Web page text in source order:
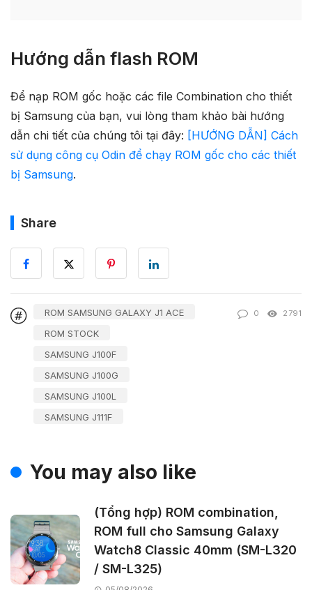
Hướng dẫn flash ROM
Để nạp ROM gốc hoặc các file Combination cho thiết
bị Samsung của bạn, vui lòng tham khảo bài hướng
dẫn chi tiết của chúng tôi tại đây: [HƯỚNG DẪN] Cách
sử dụng công cụ Odin để chạy ROM gốc cho các thiết
bị Samsung.
Share
ROM SAMSUNG GALAXY J1 ACE
ROM STOCK
SAMSUNG J100F
SAMSUNG J100G
SAMSUNG J100L
SAMSUNG J111F
0 2791
You may also like
(Tổng hợp) ROM combination,
ROM full cho Samsung Galaxy
Watch8 Classic 40mm (SM-L320
/ SM-L325)